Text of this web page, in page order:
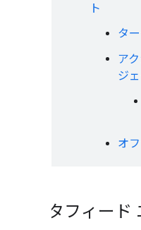
ト
タ
ア
ジ
オ
データフィー